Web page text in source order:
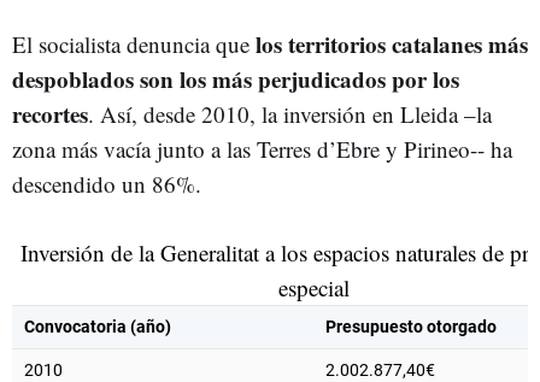
El socialista denuncia que los territorios catalanes más
despoblados son los más perjudicados por los
recortes. Así, desde 2010, la inversión en Lleida –la
zona más vacía junto a las Terres d’Ebre y Pirineo-- ha
descendido un 86%.
Inversión de la Generalitat a los espacios naturales de
especial
Convocatoria (año) Presupuesto otorgado
2010 2.002.877,40€